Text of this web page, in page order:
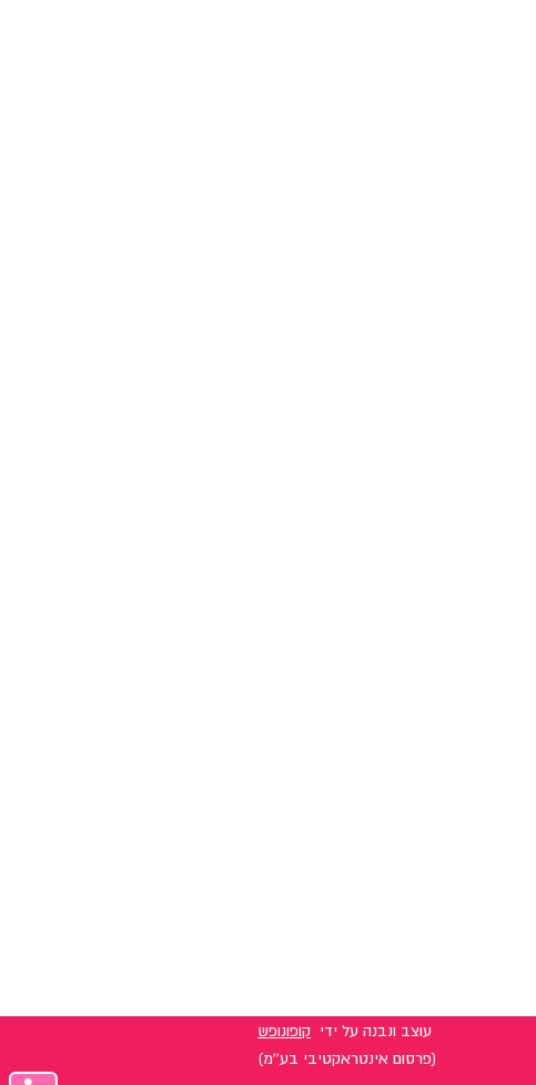
עוצב ונבנה על ידי קופונופש
(פרסום אינטראקטיבי בע''מ)